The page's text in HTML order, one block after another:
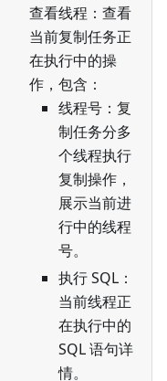
查看线程：查看
当前复制任务正
在执行中的操
作，包含：
线程号：复
制任务分多
个线程执行
复制操作，
展示当前进
行中的线程
号。
执行 SQL：
当前线程正
在执行中的
SQL 语句详
情。